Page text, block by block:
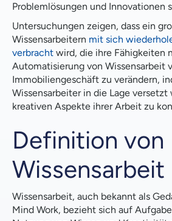
FAQ
Problemlösungen und Innovationen
Untersuchungen zeigen, dass ein
Wissensarbeitern mit sich
verbracht wird, die ihre Fähigkeiten
Automatisierung von Wissensarbeit
Immobiliengeschäft zu verändern,
Wissensarbeiter in die Lage
kreativen Aspekte ihrer Arbeit zu
Definition von
Wissensarbeit
Wissensarbeit, auch bekannt als
Mind Work, bezieht sich auf